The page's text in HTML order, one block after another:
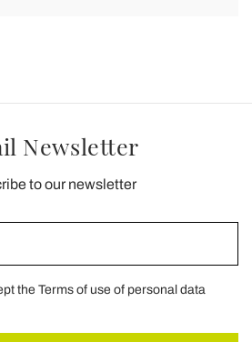
Newsletter
to our newsletter
the Terms of use of personal data